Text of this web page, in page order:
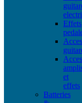
Effets
et
effets
Batteries